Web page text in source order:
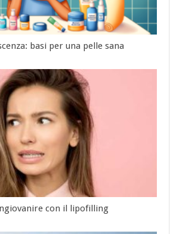
basi per una pelle sana
con il lipofilling